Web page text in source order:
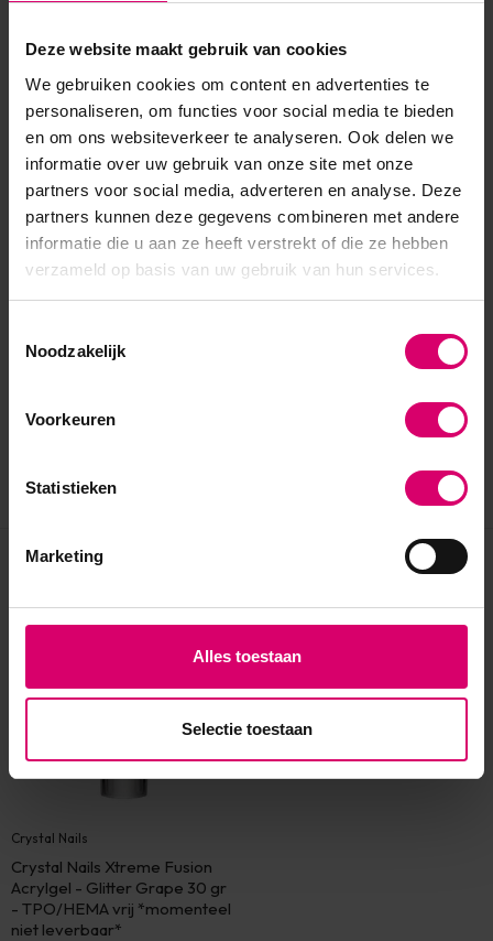
Deze website maakt gebruik van cookies
We gebruiken cookies om content en advertenties te
personaliseren, om functies voor social media te bieden
en om ons websiteverkeer te analyseren. Ook delen we
informatie over uw gebruik van onze site met onze
partners voor social media, adverteren en analyse. Deze
partners kunnen deze gegevens combineren met andere
informatie die u aan ze heeft verstrekt of die ze hebben
verzameld op basis van uw gebruik van hun services.
Noodzakelijk
Voorkeuren
Statistieken
Marketing
Alles toestaan
Selectie toestaan
Eerder bekeken
Crystal Nails
Crystal Nails Xtreme Fusion
Acrylgel - Glitter Grape 30 gr
- TPO/HEMA vrij *momenteel
niet leverbaar*